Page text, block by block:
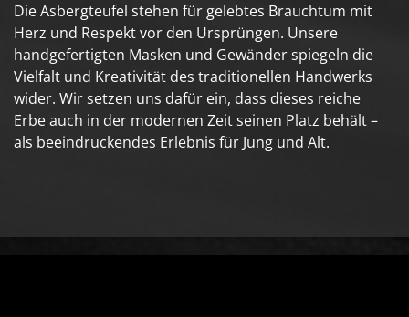
Die Asbergteufel stehen für gelebtes Brauchtum mit
Herz und Respekt vor den Ursprüngen. Unsere
handgefertigten Masken und Gewänder spiegeln die
Vielfalt und Kreativität des traditionellen Handwerks
wider. Wir setzen uns dafür ein, dass dieses reiche
Erbe auch in der modernen Zeit seinen Platz behält –
als beeindruckendes Erlebnis für Jung und Alt.